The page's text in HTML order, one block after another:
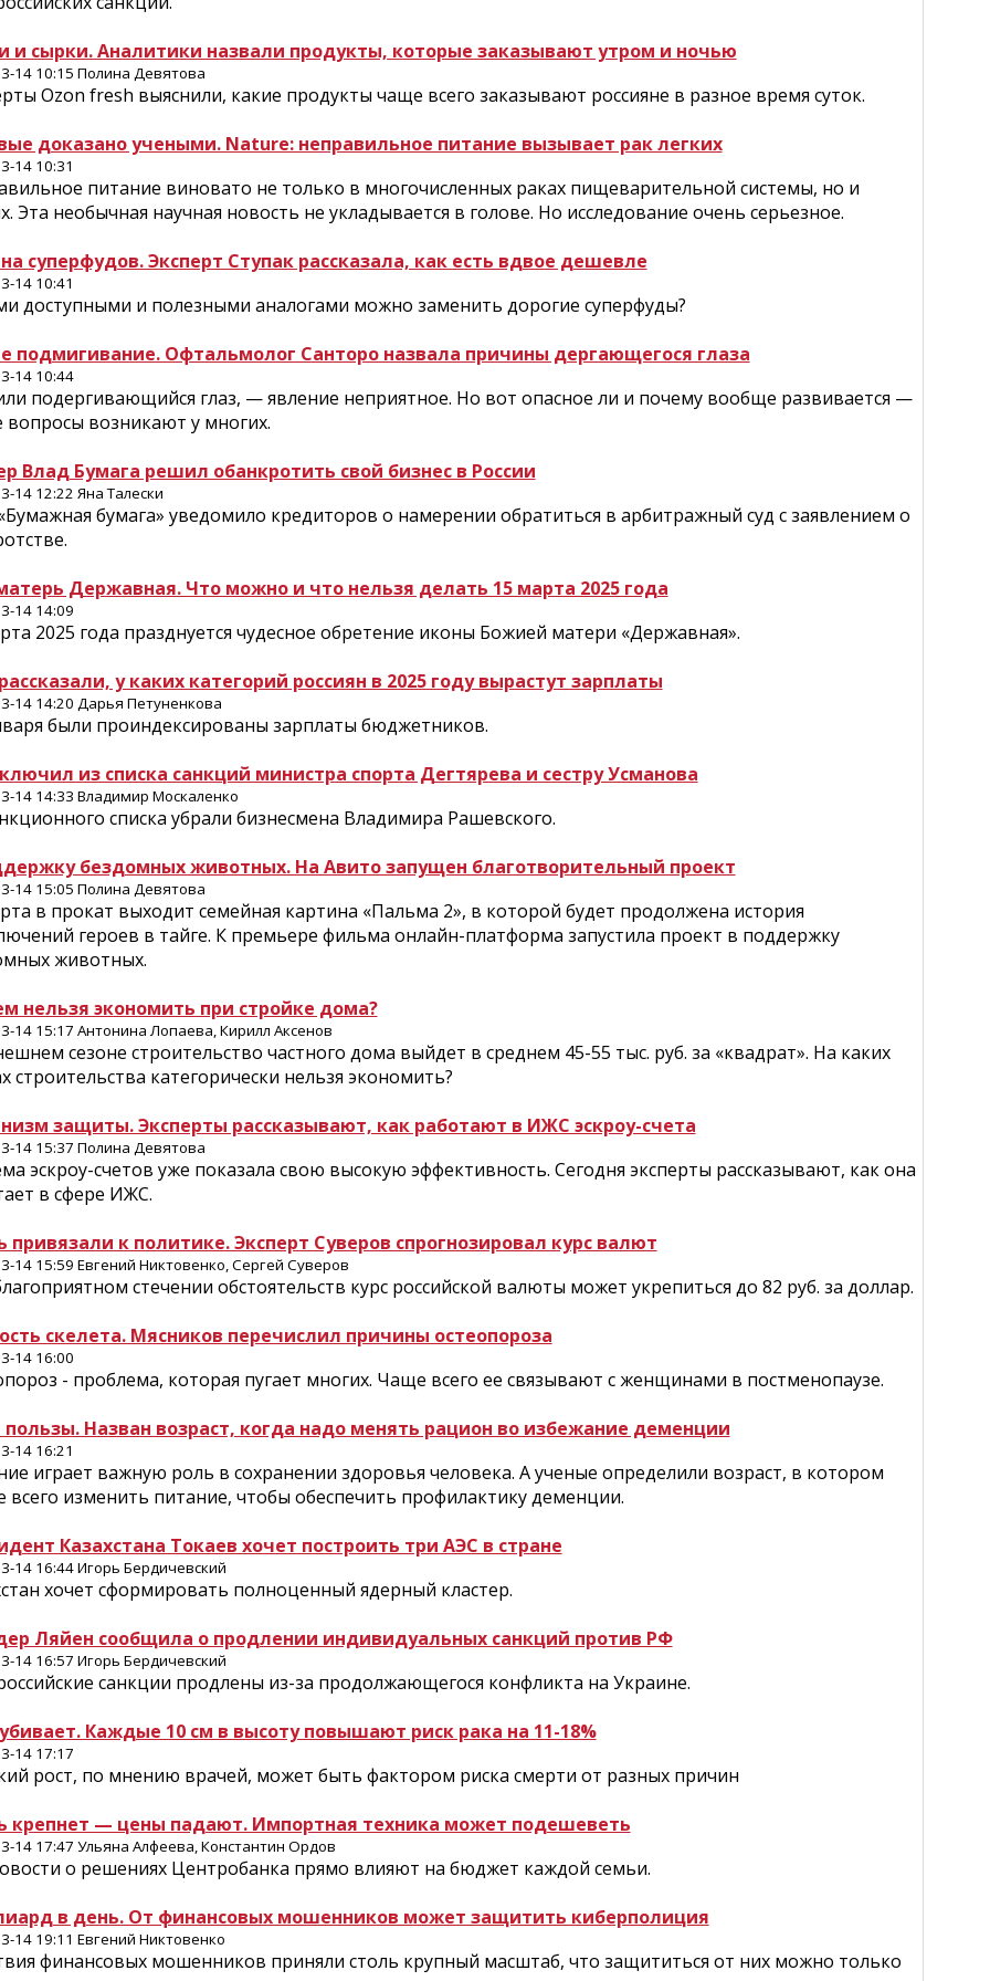
и сырки. Аналитики назвали продукты, которые заказывают утром и ночью
14 10:15 Полина Девятова
Ozon fresh выяснили, какие продукты чаще всего заказывают россияне в разное время суток.
доказано учеными. Nature: неправильное питание вызывает рак легких
14 10:31
питание виновато не только в многочисленных раках пищеварительной системы, но и
Эта необычная научная новость не укладывается в голове. Но исследование очень серьезное.
суперфудов. Эксперт Ступак рассказала, как есть вдвое дешевле
14 10:41
доступными и полезными аналогами можно заменить дорогие суперфуды?
подмигивание. Офтальмолог Санторо назвала причины дергающегося глаза
14 10:44
подергивающийся глаз, — явление неприятное. Но вот опасное ли и почему вообще развивается —
вопросы возникают у многих.
Влад Бумага решил обанкротить свой бизнес в России
14 12:22 Яна Талески
бумага» уведомило кредиторов о намерении обратиться в арбитражный суд с заявлением о
Державная. Что можно и что нельзя делать 15 марта 2025 года
14 14:09
2025 года празднуется чудесное обретение иконы Божией матери «Державная».
у каких категорий россиян в 2025 году вырастут зарплаты
14 14:20 Дарья Петуненкова
были проиндексированы зарплаты бюджетников.
из списка санкций министра спорта Дегтярева и сестру Усманова
14 14:33 Владимир Москаленко
списка убрали бизнесмена Владимира Рашевского.
бездомных животных. На Авито запущен благотворительный проект
14 15:05 Полина Девятова
в прокат выходит семейная картина «Пальма 2», в которой будет продолжена история
героев в тайге. К премьере фильма онлайн-платформа запустила проект в поддержку
животных.
нельзя экономить при стройке дома?
14 15:17 Антонина Лопаева, Кирилл Аксенов
сезоне строительство частного дома выйдет в среднем 45-55 тыс. руб. за «квадрат». На каких
строительства категорически нельзя экономить?
защиты. Эксперты рассказывают, как работают в ИЖС эскроу-счета
14 15:37 Полина Девятова
эскроу-счетов уже показала свою высокую эффективность. Сегодня эксперты рассказывают, как она
в сфере ИЖС.
привязали к политике. Эксперт Суверов спрогнозировал курс валют
14 15:59 Евгений Никтовенко, Сергей Суверов
стечении обстоятельств курс российской валюты может укрепиться до 82 руб. за доллар.
скелета. Мясников перечислил причины остеопороза
14 16:00
- проблема, которая пугает многих. Чаще всего ее связывают с женщинами в постменопаузе.
Назван возраст, когда надо менять рацион во избежание деменции
14 16:21
играет важную роль в сохранении здоровья человека. А ученые определили возраст, в котором
всего изменить питание, чтобы обеспечить профилактику деменции.
Казахстана Токаев хочет построить три АЭС в стране
14 16:44 Игорь Бердичевский
хочет сформировать полноценный ядерный кластер.
Ляйен сообщила о продлении индивидуальных санкций против РФ
14 16:57 Игорь Бердичевский
санкции продлены из-за продолжающегося конфликта на Украине.
Каждые 10 см в высоту повышают риск рака на 11-18%
14 17:17
рост, по мнению врачей, может быть фактором риска смерти от разных причин
крепнет — цены падают. Импортная техника может подешеветь
14 17:47 Ульяна Алфеева, Константин Ордов
о решениях Центробанка прямо влияют на бюджет каждой семьи.
в день. От финансовых мошенников может защитить киберполиция
14 19:11 Евгений Никтовенко
финансовых мошенников приняли столь крупный масштаб, что защититься от них можно только